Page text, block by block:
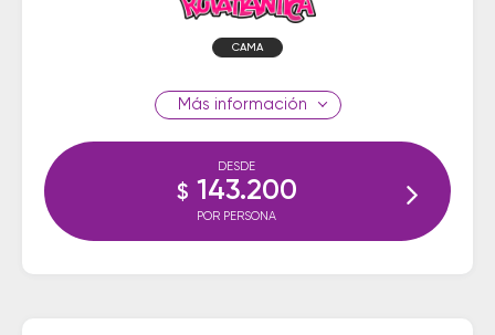
CAMA
información
DESDE
$ 143.200
POR PERSONA